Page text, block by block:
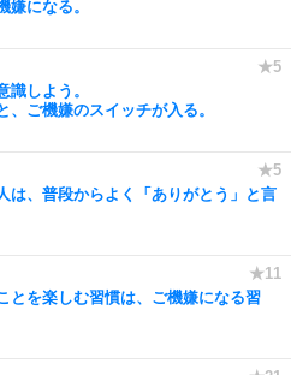
嫌になる。
識しよう。
、ご機嫌のスイッチが入る。
は、普段からよく「ありがとう」と言
とを楽しむ習慣は、ご機嫌になる習